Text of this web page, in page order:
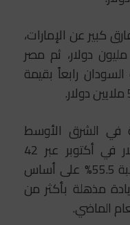
كبير عن الإمارات،
إذ سجلت استثمارات بقيمة 17.5 مليون دولار، ثم مصر
السودان رابعاً بقيمة
في الشرق الأوسط
جمعت أكثر من 150 مليون دولار في أكتوبر عبر 42
صفقة، وهو ما يمثل انخفاضاً بنسبة 55.5% على أساس
مذهلة بأكثر من